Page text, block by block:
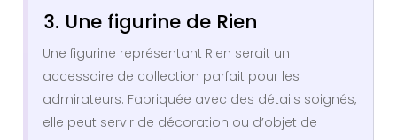
3. Une figurine de Rien
Une figurine représentant Rien serait un
accessoire de collection parfait pour les
admirateurs. Fabriquée avec des détails soignés,
elle peut servir de décoration ou d’objet de